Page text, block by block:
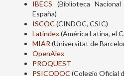
IBECS (Biblioteca
España)
ISCOC (CINDOC, CSIC)
Latindex(América Latina, el
MIAR (Universitat de
OpenAlex
PROQUEST
PSICODOC (Colegio Oficial